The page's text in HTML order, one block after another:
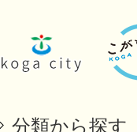
分類から探す